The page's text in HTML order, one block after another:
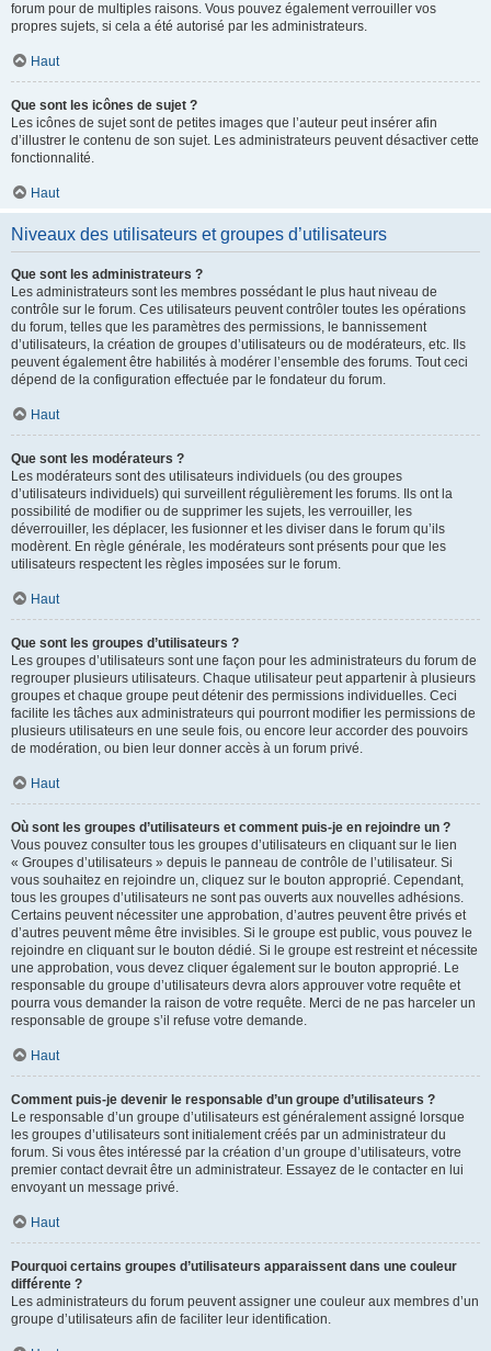
forum pour de multiples raisons. Vous pouvez également verrouiller vos
propres sujets, si cela a été autorisé par les administrateurs.
Haut
Que sont les icônes de sujet ?
Les icônes de sujet sont de petites images que l’auteur peut insérer afin
d’illustrer le contenu de son sujet. Les administrateurs peuvent désactiver cette
fonctionnalité.
Haut
Niveaux des utilisateurs et groupes d’utilisateurs
Que sont les administrateurs ?
Les administrateurs sont les membres possédant le plus haut niveau de
contrôle sur le forum. Ces utilisateurs peuvent contrôler toutes les opérations
du forum, telles que les paramètres des permissions, le bannissement
d’utilisateurs, la création de groupes d’utilisateurs ou de modérateurs, etc. Ils
peuvent également être habilités à modérer l’ensemble des forums. Tout ceci
dépend de la configuration effectuée par le fondateur du forum.
Haut
Que sont les modérateurs ?
Les modérateurs sont des utilisateurs individuels (ou des groupes
d’utilisateurs individuels) qui surveillent régulièrement les forums. Ils ont la
possibilité de modifier ou de supprimer les sujets, les verrouiller, les
déverrouiller, les déplacer, les fusionner et les diviser dans le forum qu’ils
modèrent. En règle générale, les modérateurs sont présents pour que les
utilisateurs respectent les règles imposées sur le forum.
Haut
Que sont les groupes d’utilisateurs ?
Les groupes d’utilisateurs sont une façon pour les administrateurs du forum de
regrouper plusieurs utilisateurs. Chaque utilisateur peut appartenir à plusieurs
groupes et chaque groupe peut détenir des permissions individuelles. Ceci
facilite les tâches aux administrateurs qui pourront modifier les permissions de
plusieurs utilisateurs en une seule fois, ou encore leur accorder des pouvoirs
de modération, ou bien leur donner accès à un forum privé.
Haut
Où sont les groupes d’utilisateurs et comment puis-je en rejoindre un ?
Vous pouvez consulter tous les groupes d’utilisateurs en cliquant sur le lien
« Groupes d’utilisateurs » depuis le panneau de contrôle de l’utilisateur. Si
vous souhaitez en rejoindre un, cliquez sur le bouton approprié. Cependant,
tous les groupes d’utilisateurs ne sont pas ouverts aux nouvelles adhésions.
Certains peuvent nécessiter une approbation, d’autres peuvent être privés et
d’autres peuvent même être invisibles. Si le groupe est public, vous pouvez le
rejoindre en cliquant sur le bouton dédié. Si le groupe est restreint et nécessite
une approbation, vous devez cliquer également sur le bouton approprié. Le
responsable du groupe d’utilisateurs devra alors approuver votre requête et
pourra vous demander la raison de votre requête. Merci de ne pas harceler un
responsable de groupe s’il refuse votre demande.
Haut
Comment puis-je devenir le responsable d’un groupe d’utilisateurs ?
Le responsable d’un groupe d’utilisateurs est généralement assigné lorsque
les groupes d’utilisateurs sont initialement créés par un administrateur du
forum. Si vous êtes intéressé par la création d’un groupe d’utilisateurs, votre
premier contact devrait être un administrateur. Essayez de le contacter en lui
envoyant un message privé.
Haut
Pourquoi certains groupes d’utilisateurs apparaissent dans une couleur
différente ?
Les administrateurs du forum peuvent assigner une couleur aux membres d’un
groupe d’utilisateurs afin de faciliter leur identification.